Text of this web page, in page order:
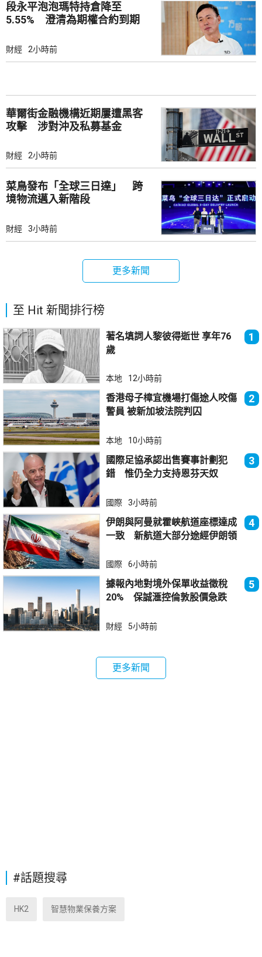
段永平泡泡瑪特持倉降至
5.55% 澄清為期權合約到期
財經 2小時前
華爾街金融機構近期屢遭黑客
攻擊 涉對沖及私募基金
財經 2小時前
菜鳥發布「全球三日達」 跨
境物流邁入新階段
財經 3小時前
更多新聞
至 Hit 新聞排行榜
著名填詞人黎彼得逝世 享年76
歲
1
本地 12小時前
香港母子樟宜機場打傷途人咬傷
警員 被新加坡法院判囚
2
本地 10小時前
國際足協承認出售賽事計劃犯
錯 惟仍全力支持恩芬天奴
3
國際 3小時前
伊朗與阿曼就霍峽航道座標達成
一致 新航道大部分途經伊朗領
4
國際 6小時前
據報內地對境外保單收益徵稅
20% 保誠滙控倫敦股價急跌
5
財經 5小時前
更多新聞
#話題搜尋
HK2 智慧物業保養方案